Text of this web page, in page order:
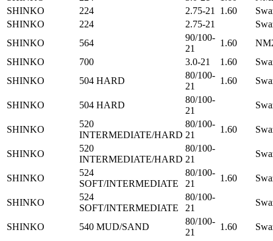
SHINKO
224 2.75-21 1.60
SHINKO
224 2.75-21
SHINKO
564
90/100-
21
1.60
SHINKO
700 3.0-21 1.60
SHINKO
504 HARD
80/100-
21
1.60
SHINKO 504 HARD
80/100-
21
SHINKO
520
INTERMEDIATE/HARD
80/100-
21
1.60
SHINKO
520
INTERMEDIATE/HARD
80/100-
21
SHINKO
524
SOFT/INTERMEDIATE
80/100-
21
1.60
SHINKO
524
SOFT/INTERMEDIATE
80/100-
21
SHINKO 540 MUD/SAND
80/100-
21
1.60